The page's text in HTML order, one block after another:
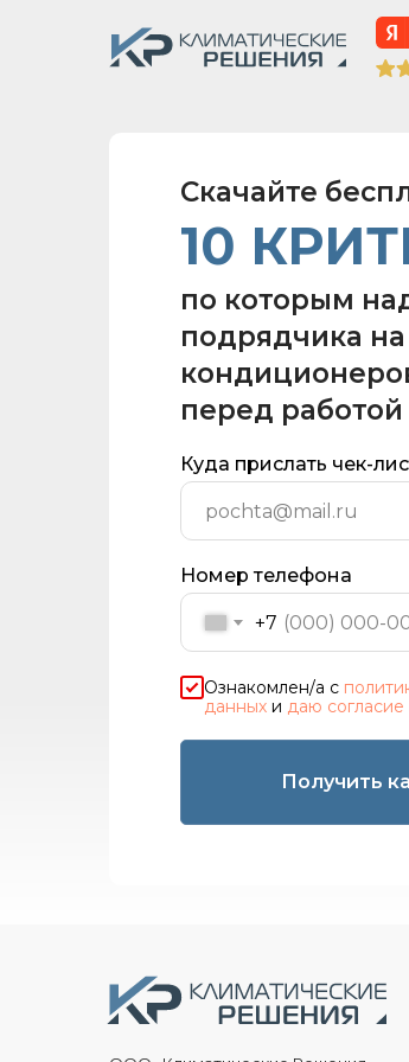
по которым
подрядчика
перед работой
10
Скачайте
Куда прислать чек-
Номер телефона
+7
Ознакомлен/а с
данных и даю
Получить